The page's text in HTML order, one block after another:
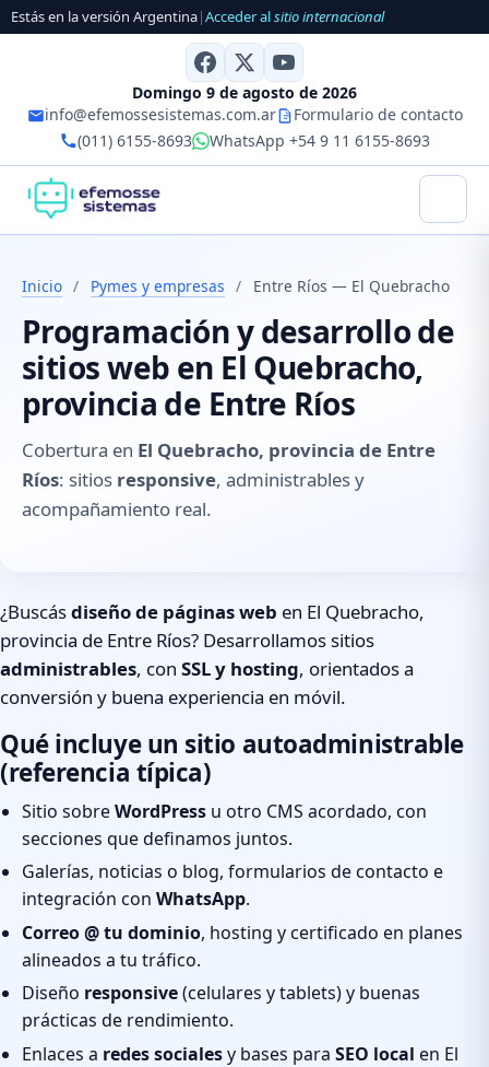
Estás en la versión Argentina|Acceder alsitio internacional
Domingo 9 de agosto de 2026
info@efemossesistemas.com.ar
Formulario de contacto
(011) 6155-8693
WhatsApp +54 9 11 6155-8693
Inicio / Pymes y empresas / Entre Ríos — El Quebracho
Programación y desarrollo de
sitios web en El Quebracho,
provincia de Entre Ríos
Cobertura en El Quebracho, provincia de Entre
Ríos: sitios responsive, administrables y
acompañamiento real.
¿Buscásdiseño de páginas web en El Quebracho,
provincia de Entre Ríos? Desarrollamos sitios
administrables, con SSL y hosting, orientados a
conversión y buena experiencia en móvil.
Qué incluye un sitio autoadministrable
(referencia típica)
Sitio sobreWordPress u otro CMS acordado, con
secciones que definamos juntos.
Galerías, noticias o blog, formularios de contacto e
integración con WhatsApp.
Correo @ tu dominio, hosting y certificado en planes
alineados a tu tráfico.
Diseño responsive(celulares y tablets) y buenas
prácticas de rendimiento.
Enlaces a redes socialesy bases para SEO local en El